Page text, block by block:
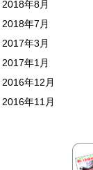
2018年8月
2018年7月
2017年3月
2017年1月
2016年12月
2016年11月